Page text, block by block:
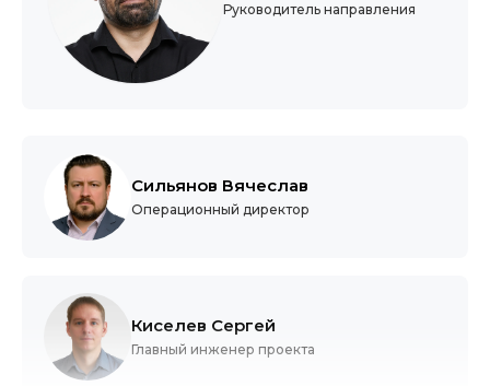
Руководитель направления
Сильянов Вячеслав
Операционный директор
Киселев Сергей
Главный инженер проекта